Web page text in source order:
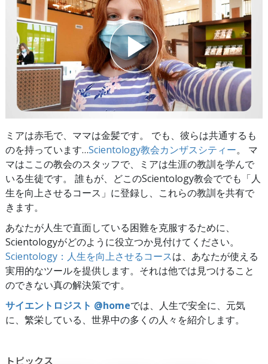
ミアは赤毛で、ママは金髪です。 でも、彼らは共通するも
のを持っています…Scientology教会カンザスシティー。 マ
マはここの教会のスタッフで、ミアは生涯の教訓を学んで
いる生徒です。 誰もが、どこのScientology教会ででも「人
生を向上させるコース」に登録し、これらの教訓を共有で
きます。
あなたが人生で直面している困難を克服するために、
Scientologyがどのように役立つか見付けてください。
Scientology：人生を向上させるコースは、あなたが使える
実用的なツールを提供します。それは他では見つけること
のできない真の解決策です。
サイエントロジスト @homeでは、人生で安全に、元気
に、繁栄している、世界中の多くの人々を紹介します。
トピックス